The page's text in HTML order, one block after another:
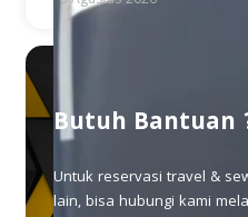
Butuh Bantuan
Untuk reservasi travel &
lain, bisa hubungi kami